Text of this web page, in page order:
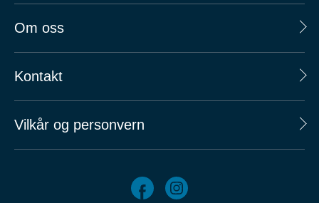
Om oss
Kontakt
Vilkår og personvern